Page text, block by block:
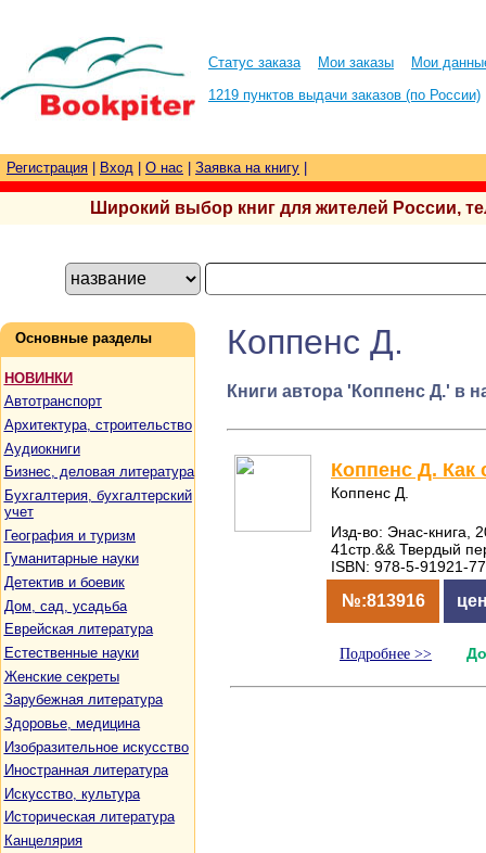
Статус заказа Мои заказы
Мои
1219 пунктов выдачи заказов (по России)
Регистрация Вход О нас Заявка на книгу
Широкий выбор книг для жителей России,
Основные разделы
НОВИНКИ
Автотранспорт
Архитектура, строительство
Аудиокниги
Бизнес, деловая литература
Бухгалтерия, бухгалтерский
учет
География и туризм
Гуманитарные науки
Детектив и боевик
Дом, сад, усадьба
Еврейская литература
Естественные науки
Женские секреты
Зарубежная литература
Здоровье, медицина
Изобразительное искусство
Иностранная литература
Искусство, культура
Историческая литература
Канцелярия
Коппенс Д.
Книги автора 'Коппенс Д.' в
Коппенс Д. Как
Коппенс Д.
Изд-во: Энас-книга,
41стр.&& Твердый
ISBN: 978-5-91921-
№:813916
Подробнее >>